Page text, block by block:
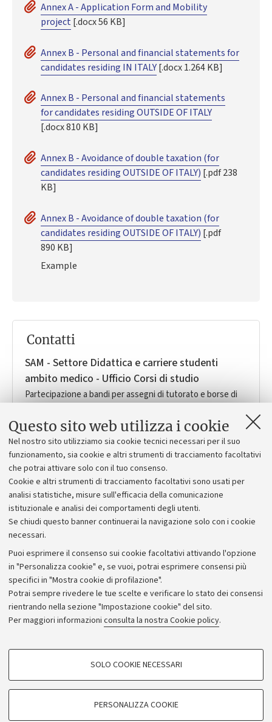
Questo sito web utilizza i cookie
Nel nostro sito utilizziamo sia cookie tecnici necessari per il suo
funzionamento, sia cookie e altri strumenti di tracciamento facoltativi
che potrai attivare solo con il tuo consenso.
Cookie e altri strumenti di tracciamento facoltativi sono usati per
analisi statistiche, misure sull'efficacia della comunicazione
istituzionale e analisi dei comportamenti degli utenti.
Se chiudi questo banner continuerai la navigazione solo con i cookie
necessari.
Puoi esprimere il consenso sui cookie facoltativi attivando l'opzione
in "Personalizza cookie" e, se vuoi, potrai esprimere consensi più
specifici in "Mostra cookie di profilazione".
Potrai sempre rivedere le tue scelte e verificare lo stato dei consensi
rientrando nella sezione "Impostazione cookie" del sito.
Per maggiori informazioni consulta la nostra Cookie policy.
COOKIE DI PROFILAZIONE - FACOLTATIVI
degli utenti, creare profili in base al loro comportamento sul sito, per analisi
SOLO COOKIE NECESSARI
PERSONALIZZA COOKIE
Annex A - Application Form and Mobility
project [.docx 56 KB]
Annex B - Personal and financial statements for
candidates residing IN ITALY[.docx 1.264 KB]
Annex B - Personal and financial statements
for candidates residing OUTSIDE OF ITALY
[.docx 810 KB]
Annex B - Avoidance of double taxation (for
candidates residing OUTSIDE OF ITALY) [.pdf 238
KB]
Annex B - Avoidance of double taxation (for
candidates residing OUTSIDE OF ITALY) [.pdf
890 KB]
Example
Contatti
SAM - Settore Didattica e carriere studenti
ambito medico - Ufficio Corsi di studio
Partecipazione a bandi per assegni di tutorato e borse di
riferiti ai Dipartimenti DIBINEM e DIMEC, sedi didattiche di
Bologna e Imola.
Persone della struttura
Via Massarenti 9 - Polo MurriBologna (BO)
sam.corsidistudio@unibo.it
Privacy
Note legali
NormAteneo
Impostazioni Cookie